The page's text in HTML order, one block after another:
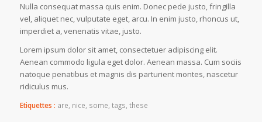
Nulla consequat massa quis enim. Donec pede justo, fringilla
vel, aliquet nec, vulputate eget, arcu. In enim justo, rhoncus ut,
imperdiet a, venenatis vitae, justo.
Lorem ipsum dolor sit amet, consectetuer adipiscing elit.
Aenean commodo ligula eget dolor. Aenean massa. Cum sociis
natoque penatibus et magnis dis parturient montes, nascetur
ridiculus mus.
Etiquettes : are nice some tags these